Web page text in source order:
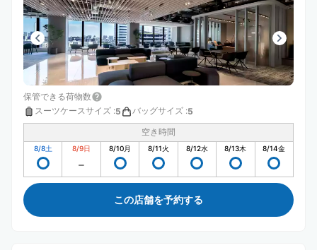
保管できる荷物数
スーツケースサイズ :5 バッグサイズ :5
空き時間
8/8土 8/9日 8/10月 8/11火 8/12水 8/13木 8/14金
この店舗を予約する